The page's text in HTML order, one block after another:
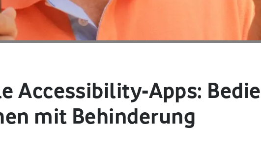
Accessibility-Apps:
mit Behinderung